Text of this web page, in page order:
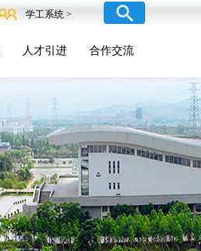
学工系统 >
人才引进 合作交流